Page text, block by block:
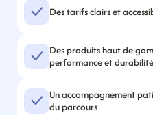
Des tarifs clairs et
Des produits haut de
performance et durabilité
Un accompagnement
du parcours